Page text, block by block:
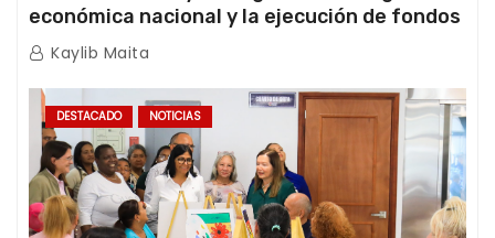
económica nacional y la ejecución de fondos
de emergencia post-sismos
Kaylib Maita
DESTACADO NOTICIAS